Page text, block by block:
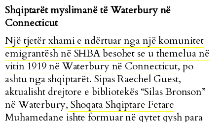
Shqiptarët myslimanë të Waterbury në
Connecticut
Një tjetër xhami e ndërtuar nga një komunitet
emigrantësh në SHBA besohet se u themelua në
vitin 1919 në Waterbury në Connecticut, po
ashtu nga shqiptarët. Sipas Raechel Guest,
aktualisht drejtore e bibliotekës “Silas Bronson”
në Waterbury, Shoqata Shqiptare Fetare
Muhamedane ishte formuar në qytet qysh para